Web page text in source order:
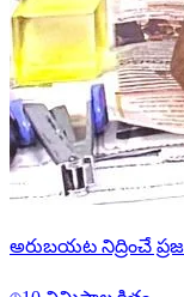
అరుబయట నిద్రించే